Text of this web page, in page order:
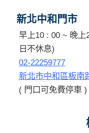
新北中和門市
早上10 : 00 ~ 晚上
日不休息)
02-22259777
新北市中和區板南
( 門口可免費停車 )